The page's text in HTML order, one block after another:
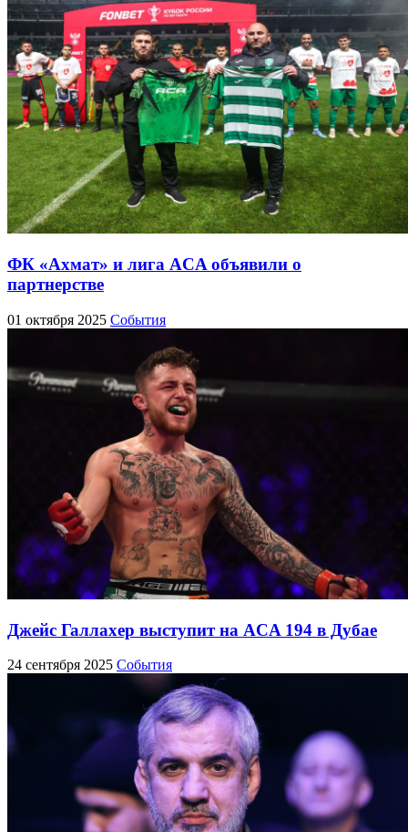
ФК «Ахмат» и лига ACA объявили о
партнерстве
01 октября 2025 События
Джейс Галлахер выступит на ACA 194 в Дубае
24 сентября 2025 События